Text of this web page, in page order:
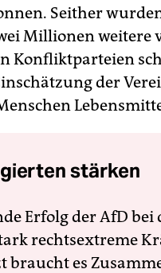
Seither
Millionen weitere
Konfliktparteien
der
stärken
Erfolg der AfD
rechtsextreme
braucht es